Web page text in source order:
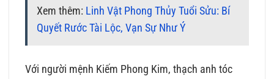
Xem thêm: Linh Vật Phong Thủy Tuổi Sửu: Bí
Quyết Rước Tài Lộc, Vạn Sự Như Ý
Với người mệnh Kiếm Phong Kim, thạch anh tóc